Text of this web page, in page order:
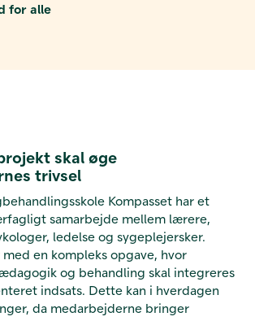
for alle
skal øge
trivsel
Kompasset har et
samarbejde mellem lærere,
ledelse og sygeplejersker.
en kompleks opgave, hvor
og behandling skal integreres
indsats. Dette kan i hverdagen
da medarbejderne bringer